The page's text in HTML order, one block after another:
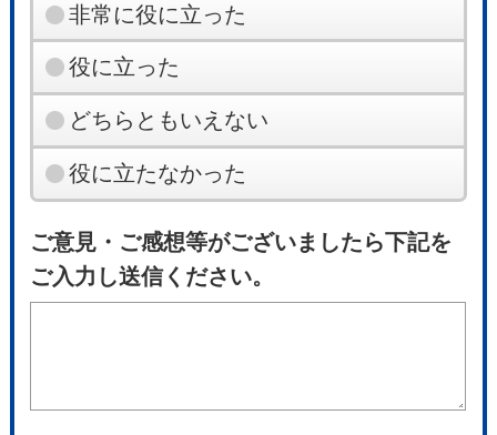
非常に役に立った
役に立った
どちらともいえない
役に立たなかった
ご意見・ご感想等がございましたら下記を
ご入力し送信ください。